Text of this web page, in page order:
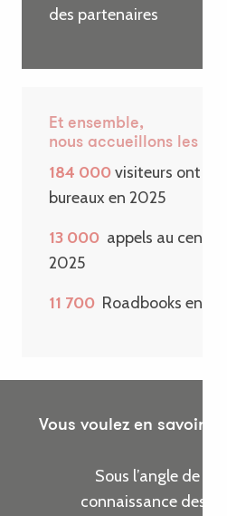
des partenaires
Et ensemble,
nous accueillons les
184 000visiteurs ont
bureaux en 2025
13 000 appels au centre
2025
11 700 Roadbooks
Vous voulez en savoir
Sous l’angle de
connaissance des